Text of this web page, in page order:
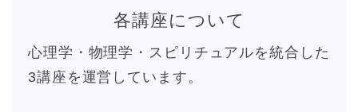
各講座について
心理学・物理学・スピリチュアルを統合した
3講座を運営しています。